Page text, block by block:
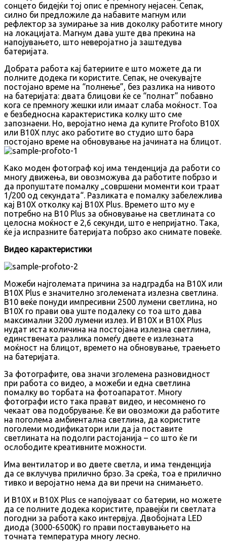
сонцето бидејќи тој опис е премногу нејасен. Сепак,
силно би предложиле да набавите магнум или
рефлектор за зумирање за нив доколку работите многу
на локацијата. Магнум дава уште два прекина на
напојувањето, што неверојатно ја заштедува
батеријата.
Добрата работа кај батериите е што можете да ги
полните додека ги користите. Сепак, не очекувајте
постојано време на “полнење”, без разлика на нивото
на батеријата: двата блицови ќе се “полнат” побавно
кога се премногу жешки или имаат слаба моќност. Тоа
е безбедносна карактеристика колку што сме
запознаени. Но, веројатно нема да купите Profoto B10X
или B10X плус ако работите во студио што бара
постојано време на обновување на јачината на блицот.
Како моден фотограф кој има тенденција да работи со
многу движења, ви овозможува да работите побрзо и
да пропуштате помалку „совршени моменти кои траат
1/200 од секундата“. Разликата е помалку забележлива
кај B10X отколку кај B10X Plus. Времето што му е
потребно на B10 Plus за обновување на светлината со
целосна моќност е 2,6 секунди, што е непријатно. Така,
ќе ја испразните батеријата побрзо ако снимате повеќе.
Видео карактеристики
Можеби најголемата причина за надградба на B10X или
B10X Plus е значително зголемената излезна светлина.
B10 веќе понуди импресивни 2500 лумени светлина, но
B10X го прави ова уште подалеку со тоа што дава
максимални 3200 лумени излез. И B10X и B10X Plus
нудат иста количина на постојана излезна светлина,
единствената разлика помеѓу двете е излезната
моќност на блицот, времето на обновување, траењето
на батеријата.
За фотографите, ова значи зголемена разновидност
при работа со видео, а можеби и една светлина
помалку во торбата на фотоапаратот. Многу
фотографи исто така прават видео, и несомнено го
чекаат ова подобрување. Ќе ви овозможи да работите
на поголема амбиентална светлина, да користите
поголеми модификатори или да ја поставите
светлината на подолги растојанија – со што ќе ги
ослободите креативните можности.
Има вентилатор и во двете светла, и има тенденција
да се вклучува прилично брзо. За среќа, тоа е прилично
тивко и веројатно нема да ви пречи на снимањето.
И B10X и B10X Plus се напојуваат со батерии, но можете
да се полните додека користите, правејќи ги светлата
погодни за работа како интервјуа. Двобојната LED
диода (3000-6500K) го прави поставувањето на
точната температура многу лесно.